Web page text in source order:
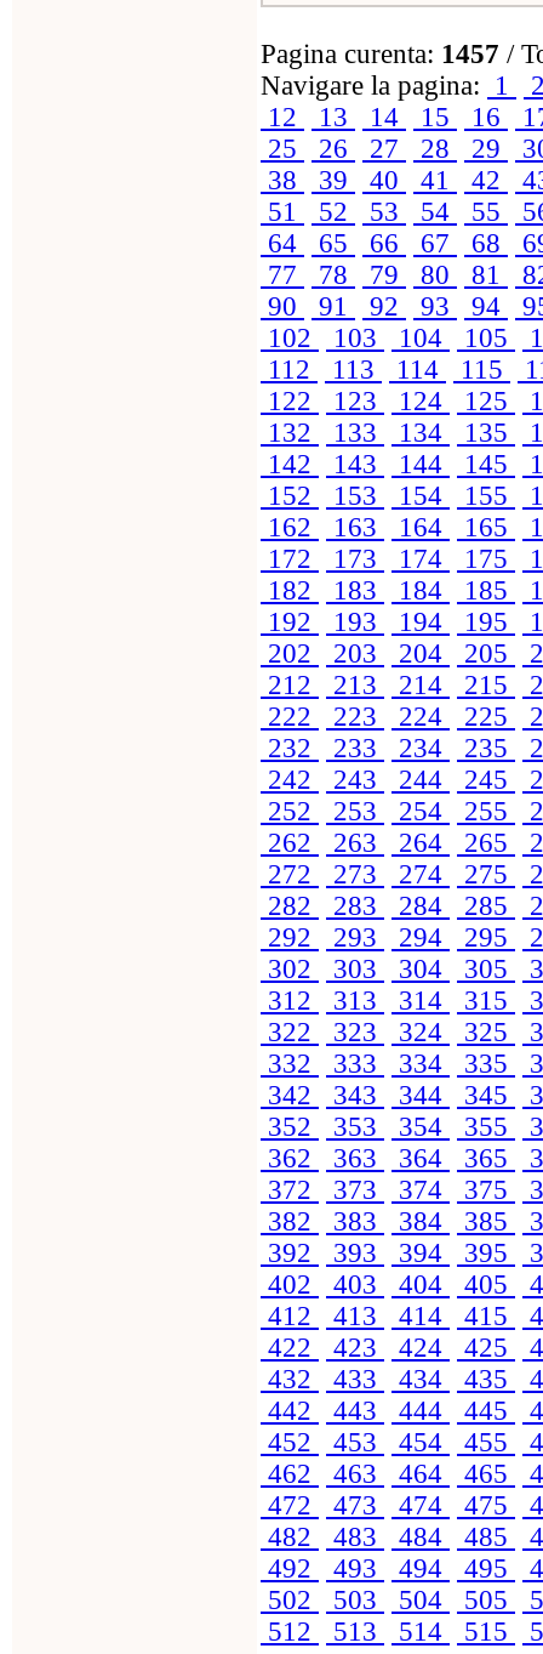
Pagina curenta: 1457 /
Navigare la pagina: 1
12
13 14 15 16
25
26 27 28 29
38
39 40 41 42
51
52 53 54 55
64
65 66 67 68
77
78 79 80 81
90
91 92 93 94
102
103 104 105
112
113 114 115
122
123 124 125
132
133 134 135
142
143 144 145
152
153 154 155
162
163 164 165
172
173 174 175
182
183 184 185
192
193 194 195
202
203 204 205
212
213 214 215
222
223 224 225
232
233 234 235
242
243 244 245
252
253 254 255
262
263 264 265
272
273 274 275
282
283 284 285
292
293 294 295
302
303 304 305
312
313 314 315
322
323 324 325
332
333 334 335
342
343 344 345
352
353 354 355
362
363 364 365
372
373 374 375
382
383 384 385
392
393 394 395
402
403 404 405
412
413 414 415
422
423 424 425
432
433 434 435
442
443 444 445
452
453 454 455
462
463 464 465
472
473 474 475
482
483 484 485
492
493 494 495
502
503 504 505
512
513 514 515